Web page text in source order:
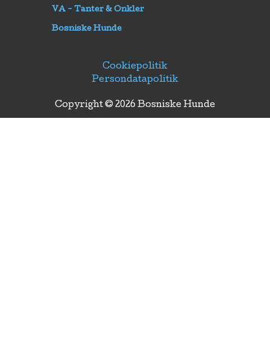
VA - Tanter & Onkler
Bosniske Hunde
Cookiepolitik
Persondatapolitik
Copyright © 2026 Bosniske Hunde